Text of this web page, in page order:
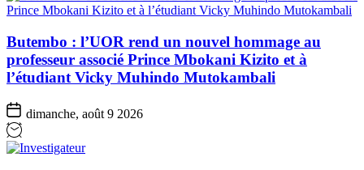
Butembo : l’UOR rend un nouvel hommage au
professeur associé Prince Mbokani Kizito et à
l’étudiant Vicky Muhindo Mutokambali
dimanche, août 9 2026